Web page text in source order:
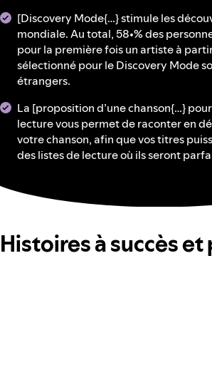
[Discovery Mode{…} stimule les
mondiale. Au total, 58•% des
pour la première fois un artiste à
sélectionné pour le Discovery Mode
étrangers.
La [proposition d’une chanson{…}
lecture vous permet de raconter en
votre chanson, afin que vos titres
des listes de lecture où ils seront
Histoires à succès et